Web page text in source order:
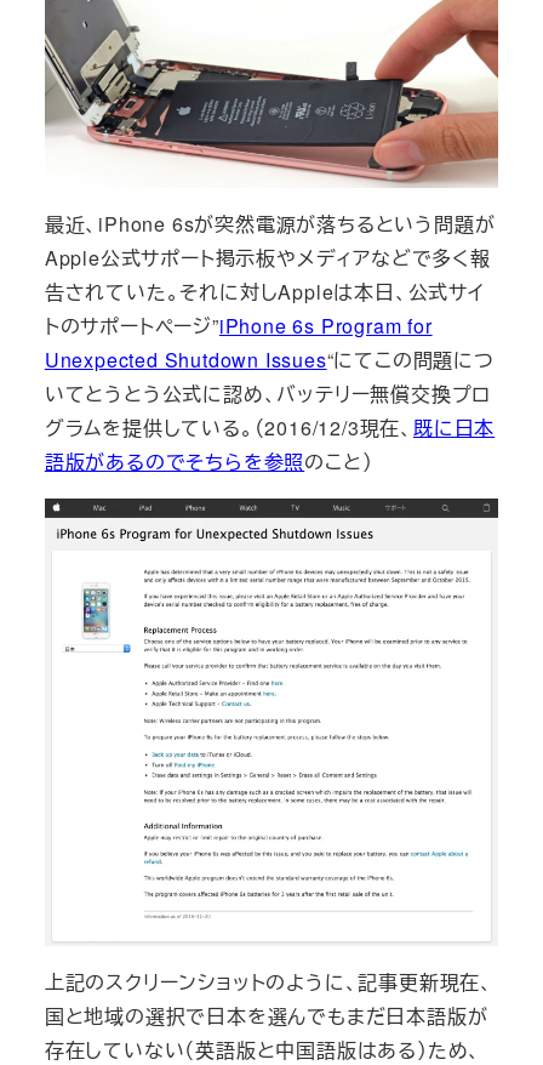
最近、iPhone 6sが突然電源が落ちるという問題が
Apple公式サポート掲示板やメディアなどで多く報
告されていた。それに対しAppleは本日、公式サイ
トのサポートページ”iPhone 6s Program for
Unexpected Shutdown Issues“にてこの問題につ
いてとうとう公式に認め、バッテリー無償交換プロ
グラムを提供している。（2016/12/3現在、 既に日本
語版があるのでそちらを参照のこと）
上記のスクリーンショットのように、記事更新現在、
国と地域の選択で日本を選んでもまだ日本語版が
存在していない（英語版と中国語版はある）ため、